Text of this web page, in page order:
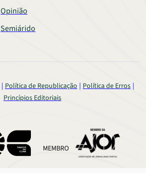
Opinião
Semiárido
Política de Republicação Política de Erros
Princípios Editoriais
MEMBRO